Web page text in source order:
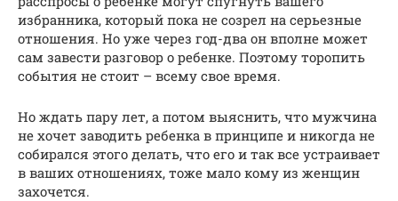
избранника, который пока не созрел на серьезные
отношения. Но уже через год-два он вполне может
сам завести разговор о ребенке. Поэтому торопить
события не стоит – всему свое время.
Но ждать пару лет, а потом выяснить, что мужчина
не хочет заводить ребенка в принципе и никогда не
собирался этого делать, что его и так все устраивает
в ваших отношениях, тоже мало кому из женщин
захочется.